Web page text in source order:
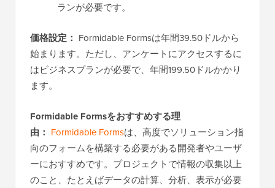
ランが必要です。
価格設定： Formidable Formsは年間39.50ドルから
始まります。ただし、アンケートにアクセスするに
はビジネスプランが必要で、年間199.50ドルかかり
ます。
Formidable Formsをおすすめする理
由： Formidable Formsは、高度でソリューション指
向のフォームを構築する必要がある開発者やユーザ
ーにおすすめです。プロジェクトで情報の収集以上
のこと、たとえばデータの計算、分析、表示が必要